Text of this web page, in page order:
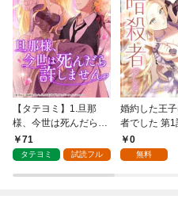
【タテヨミ】1.旦那
様、今世は死んだら許
しません
71
タテヨミ 試読フル
婚約した王
者でした 第1
0
無料